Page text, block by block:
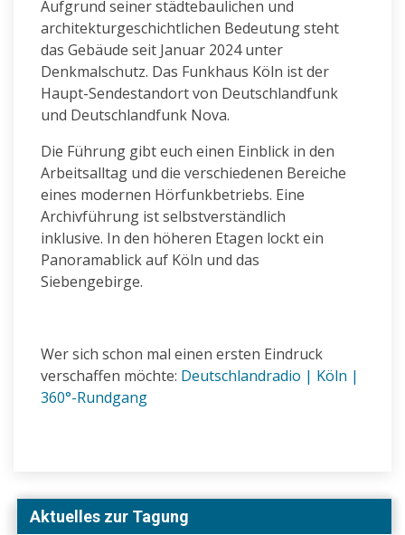
Aufgrund seiner städtebaulichen und
architekturgeschichtlichen Bedeutung steht
das Gebäude seit Januar 2024 unter
Denkmalschutz. Das Funkhaus Köln ist der
Haupt-Sendestandort von Deutschlandfunk
und Deutschlandfunk Nova.
Die Führung gibt euch einen Einblick in den
Arbeitsalltag und die verschiedenen Bereiche
eines modernen Hörfunkbetriebs. Eine
Archivführung ist selbstverständlich
inklusive. In den höheren Etagen lockt ein
Panoramablick auf Köln und das
Siebengebirge.
Wer sich schon mal einen ersten Eindruck
verschaffen möchte: Deutschlandradio | Köln |
360°-Rundgang
Aktuelles zur Tagung